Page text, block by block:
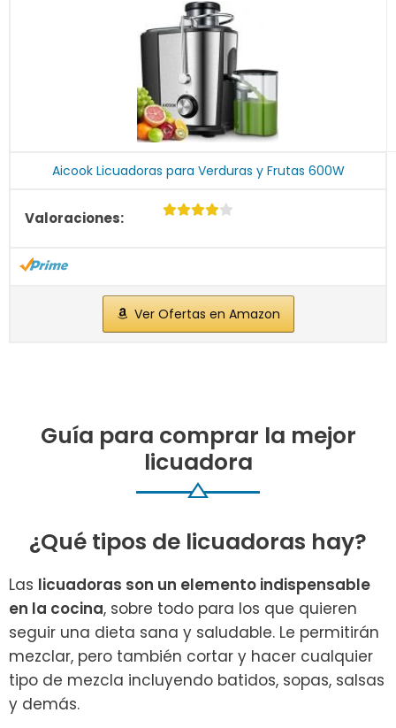
Aicook Licuadoras para Verduras y Frutas 600W
Ver Ofertas en Amazon
Guía para comprar la mejor
licuadora
¿Qué tipos de licuadoras hay?
Las licuadoras son un elemento indispensable
en la cocina, sobre todo para los que quieren
seguir una dieta sana y saludable. Le permitirán
mezclar, pero también cortar y hacer cualquier
tipo de mezcla incluyendo batidos, sopas, salsas
y demás.